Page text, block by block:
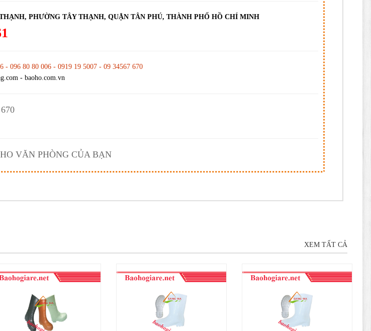
PHƯỜNG TÂY THẠNH, QUẬN TÂN PHÚ, THÀNH PHỐ HỒ CHÍ MINH
- 096 80 80 006 - 0919 19 5007 - 09 34567 670
- baoho.com.vn
VĂN PHÒNG CỦA BẠN
XEM TẤT CẢ